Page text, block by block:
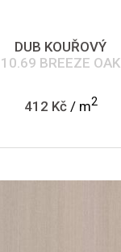
DUB KOUŘOVÝ
10.69 BREEZE OAK
412 Kč/ m2